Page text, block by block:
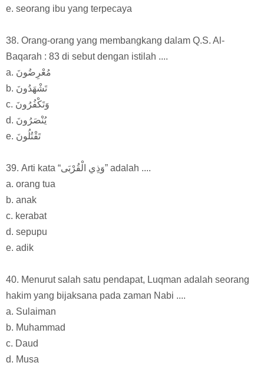
e. seorang ibu yang terpecaya
38. Orang-orang yang membangkang dalam Q.S. Al-
Baqarah : 83 di sebut dengan istilah ....
a. مُعْرِضُونَ
b. تَشْهَدُونَ
c. وَتَكْفُرُونَ
d. يُنْصَرُونَ
e. تَقْتُلُونَ
39. Arti kata “وَذِي الْقُرْبَى” adalah ....
a. orang tua
b. anak
c. kerabat
d. sepupu
e. adik
40. Menurut salah satu pendapat, Luqman adalah seorang
hakim yang bijaksana pada zaman Nabi ....
a. Sulaiman
b. Muhammad
c. Daud
d. Musa